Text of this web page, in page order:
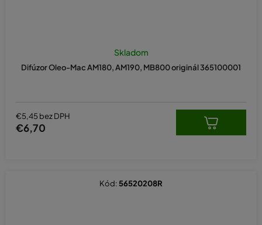
Difúzor Oleo-Mac AM180, AM190, MB800 originál 365100001
Skladom
€5,45 bez DPH
€6,70
Kód: 56520208R